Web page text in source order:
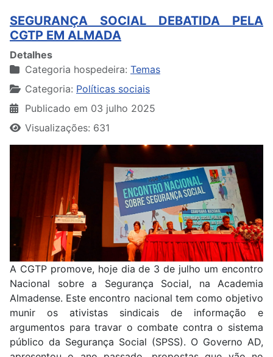
SEGURANÇA SOCIAL DEBATIDA PELA
CGTP EM ALMADA
Detalhes
Categoria hospedeira: Temas
Categoria: Políticas sociais
Publicado em 03 julho 2025
Visualizações: 631
A CGTP promove, hoje dia de 3 de julho um encontro
Nacional sobre a Segurança Social, na Academia
Almadense. Este encontro nacional tem como objetivo
munir os ativistas sindicais de informação e
argumentos para travar o combate contra o sistema
público da Segurança Social (SPSS). O Governo AD,